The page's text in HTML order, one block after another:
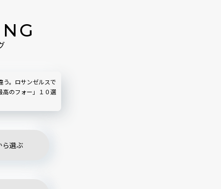
う。ロサンゼルスで
高のフォー」１０選
ら選ぶ